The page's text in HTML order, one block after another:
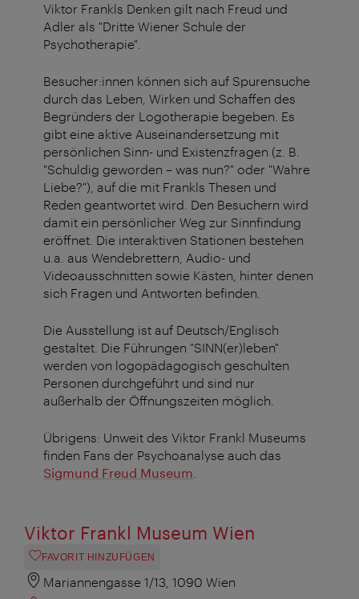
Viktor Frankls Denken gilt nach Freud und
Adler als "Dritte Wiener Schule der
Psychotherapie".
Besucher:innen können sich auf Spurensuche
durch das Leben, Wirken und Schaffen des
Begründers der Logotherapie begeben. Es
gibt eine aktive Auseinandersetzung mit
persönlichen Sinn- und Existenzfragen (z. B.
"Schuldig geworden – was nun?" oder "Wahre
Liebe?"), auf die mit Frankls Thesen und
Reden geantwortet wird. Den Besuchern wird
damit ein persönlicher Weg zur Sinnfindung
eröffnet. Die interaktiven Stationen bestehen
u.a. aus Wendebrettern, Audio- und
Videoausschnitten sowie Kästen, hinter denen
sich Fragen und Antworten befinden.
Die Ausstellung ist auf Deutsch/Englisch
gestaltet. Die Führungen "SINN(er)leben"
werden von logopädagogisch geschulten
Personen durchgeführt und sind nur
außerhalb der Öffnungszeiten möglich.
Übrigens: Unweit des Viktor Frankl Museums
finden Fans der Psychoanalyse auch das
Sigmund Freud Museum
Viktor Frankl Museum Wien
FAVORIT HINZUFÜGEN
Mariannengasse 1/13, 1090 Wien